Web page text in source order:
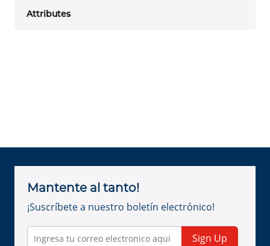
Attributes
Mantente al tanto!
¡Suscríbete a nuestro boletín electrónico!
Sign Up